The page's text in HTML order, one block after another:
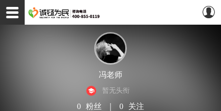
冯老师
暂无头衔
0 粉丝 0 关注